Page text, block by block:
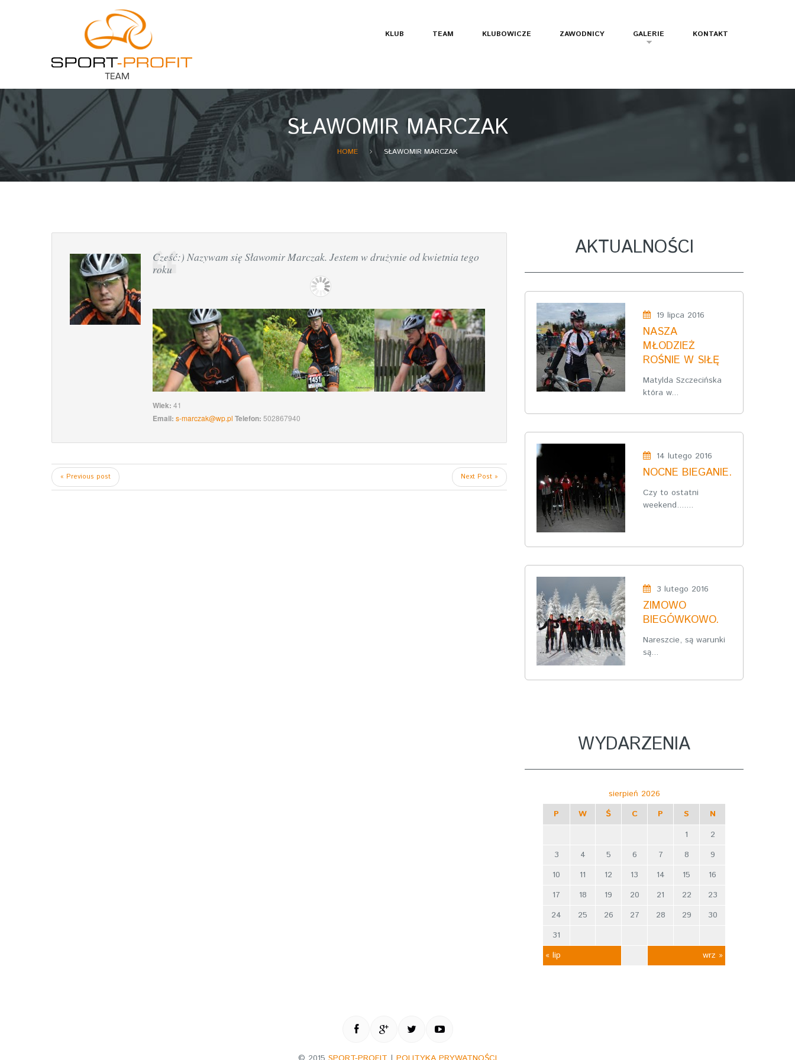
KLUB TEAM KLUBOWICZE ZAWODNICY GALERIE KONTAKT
SŁAWOMIR MARCZAK
HOME SŁAWOMIR MARCZAK
Cześć:) Nazywam się Sławomir Marczak. Jestem w drużynie od kwietnia tego
roku
Wiek: 41
Email: s-marczak@wp.pl Telefon: 502867940
« Previous post Next Post »
AKTUALNOŚCI
19 lipca 2016
NASZA
MŁODZIEŻ
ROŚNIE W SIŁĘ
Matylda Szczecińska
która w...
14 lutego 2016
NOCNE BIEGANIE.
Czy to ostatni
weekend.......
3 lutego 2016
ZIMOWO
BIEGÓWKOWO.
Nareszcie, są warunki
są...
WYDARZENIA
sierpień 2026
P
W Ś C P S
N
1
2
3
4 5 6 7 8
9
10
11 12 13 14 15
16
17
18 19 20 21 22
23
24
25 26 27 28 29
30
31
« lip
wrz »